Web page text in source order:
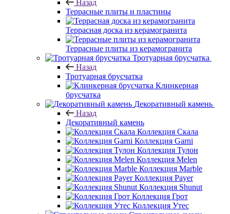
Назад
Террасные плиты и пластины
Террасная доска из керамогранита
Террасные плиты из керамогранита
Тротуарная брусчатка
Назад
Тротуарная брусчатка
Клинкерная
брусчатка
Декоративный камень
Назад
Декоративный камень
Коллекция Скала
Коллекция Garni
Коллекция Тулон
Коллекция Melen
Коллекция Marble
Коллекция Payer
Коллекция Shunut
Коллекция Грот
Коллекция Утес